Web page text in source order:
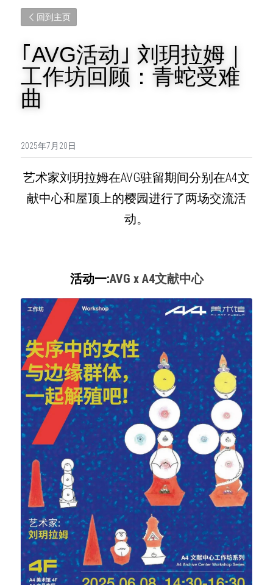
回到主页
｢AVG活动｣ 刘玥拉姆｜
工作坊回顾：青蛇受难
曲
2025年7月20日
艺术家刘玥拉姆在AVG驻留期间分别在A4文
献中心和屋顶上的樱园进行了两场交流活
动。
活动一:AVG x A4文献中心